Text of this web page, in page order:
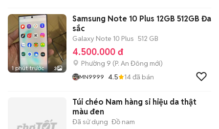
1 phút trước 3
Samsung Note 10 Plus 12GB 512GB Đa
sắc
Galaxy Note 10 Plus 512 GB
4.500.000 đ
Phường 9 (P. An Đông mới)
MN9999 4.5 14đã bán
Túi chéo Nam hàng si hiệu da thật
màu đen
Đã sử dụng Đồ nam